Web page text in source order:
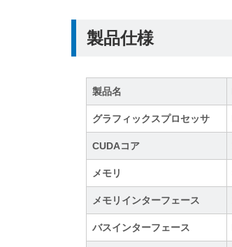
製品仕様
製品名
グラフィックスプロセッサ
CUDAコア
メモリ
メモリインターフェース
バスインターフェース